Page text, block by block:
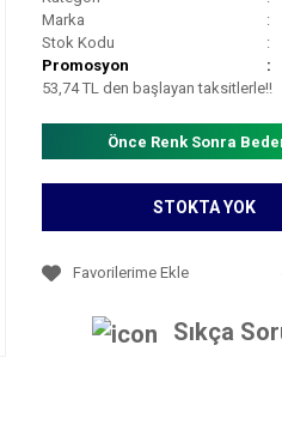
Marka
Stok Kodu
Promosyon
53,74 TL den başlayan taksitlerle!!
Önce Renk Sonra
STOKTA YOK
Sıkça